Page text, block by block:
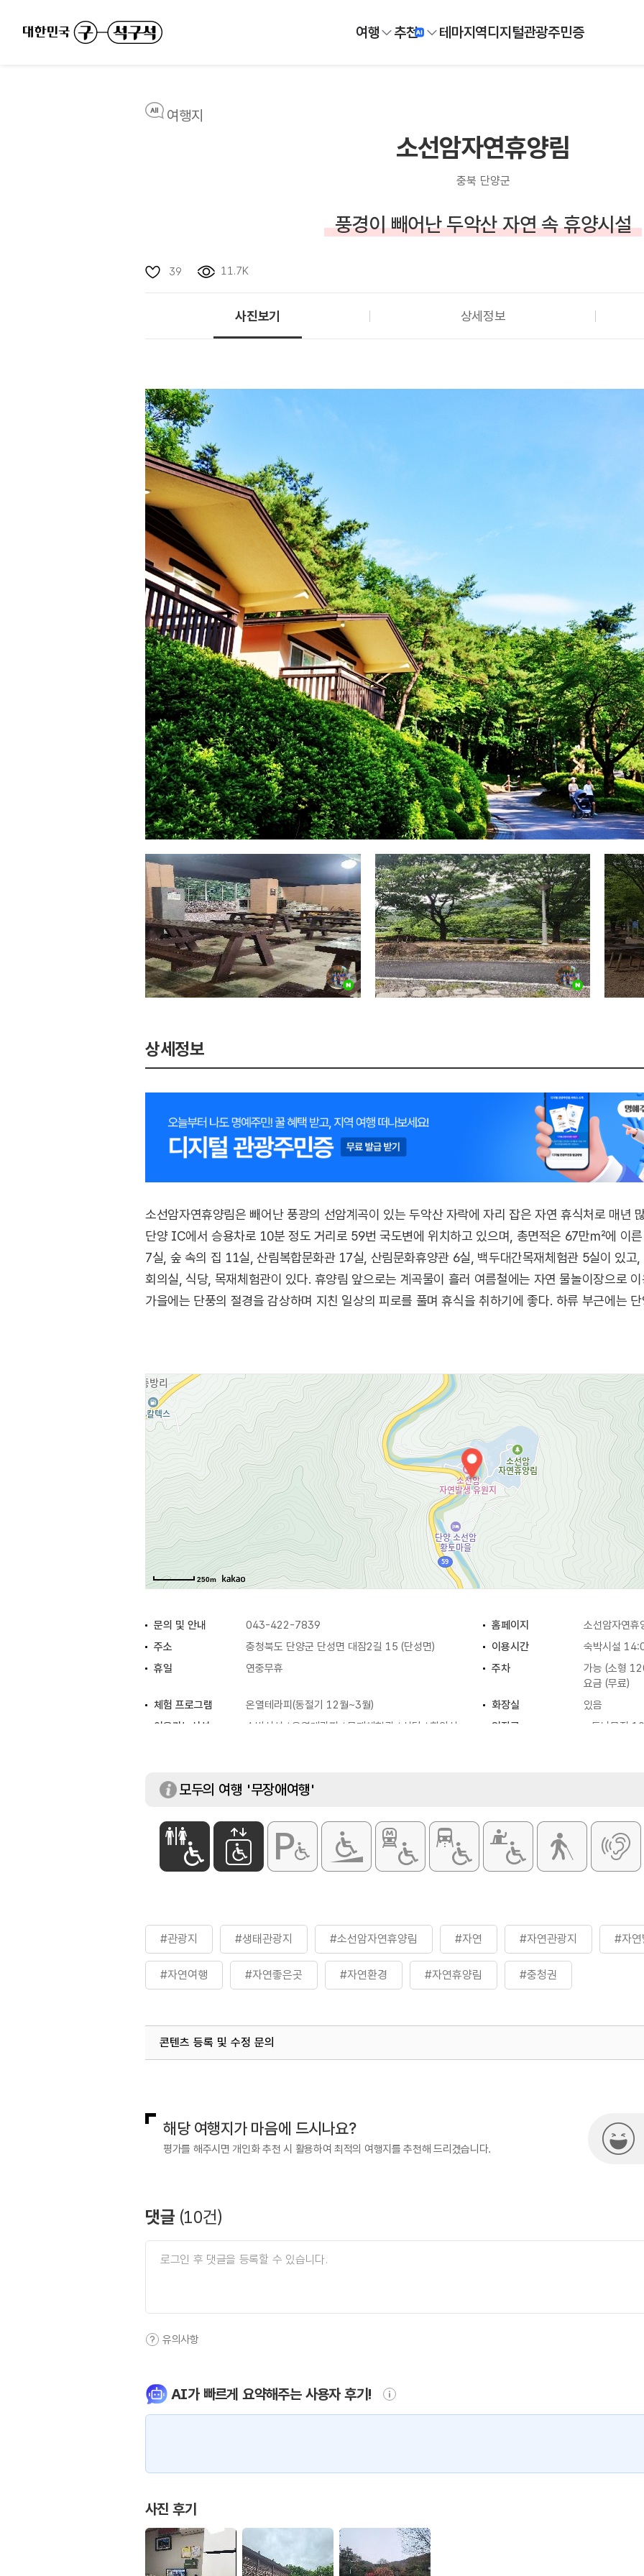
여행 추천 테마지역디지털관광주민증
여행지
소선암자연휴양림
충북 단양군
풍경이 빼어난 두악산 자연 속 휴양시설
39 11.7K
사진보기 상세정보
상세정보
소선암자연휴양림은 빼어난 풍광의 선암계곡이 있는 두악산 자락에 자리 잡은 자연 휴식처로 매년
단양 IC에서 승용차로 10분 정도 거리로 59번 국도변에 위치하고 있으며, 총면적은 67만㎡에 이
7실, 숲 속의 집 11실, 산림복합문화관 17실, 산림문화휴양관 6실, 백두대간목재체험관 5실이 있고
회의실, 식당, 목재체험관이 있다. 휴양림 앞으로는 계곡물이 흘러 여름철에는 자연 물놀이장으로
가을에는 단풍의 절경을 감상하며 지친 일상의 피로를 풀며 휴식을 취하기에 좋다. 하류 부근에는 단
250m
문의 및 안내 043-422-7839 홈페이지
소선암자연
주소
충청북도 단양군 단성면 대잠2길 15 (단성면) 이용시간
숙박시설
휴일
연중무휴 주차
가능 (소형
요금 (무료)
체험 프로그램
온열테라피(동절기 12월~3월) 화장실
있음
이용가능시설
숙박시설 / 온열테라피 / 목재체험관 / 식당 / 회의실 입장료
- 통나무집
모두의 여행 '무장애여행'
#관광지 #생태관광지 #소선암자연휴양림 #자연 #자연관광지 #자연
#자연여행 #자연좋은곳 #자연환경 #자연휴양림 #충청권
콘텐츠 등록 및 수정 문의
해당 여행지가 마음에 드시나요?
평가를 해주시면 개인화 추천 시 활용하여 최적의 여행지를 추천해 드리겠습니다.
댓글 (10건)
유의사항
AI가 빠르게 요약해주는 사용자 후기!
사진 후기